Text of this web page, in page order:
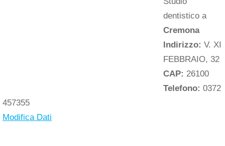
dentistico a
Cremona
Indirizzo: V. XI
FEBBRAIO, 32
CAP: 26100
Telefono: 0372
457355
Modifica Dati